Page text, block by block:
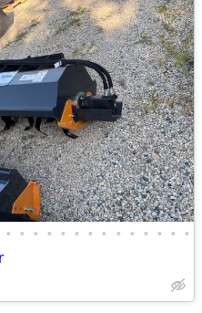
• • • • • • • • • • • • • •